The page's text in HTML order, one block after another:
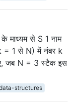
माध्यम से S 1 नाम
= 1 से N) में नंबर k
जब N = 3 स्टैक इस
structures